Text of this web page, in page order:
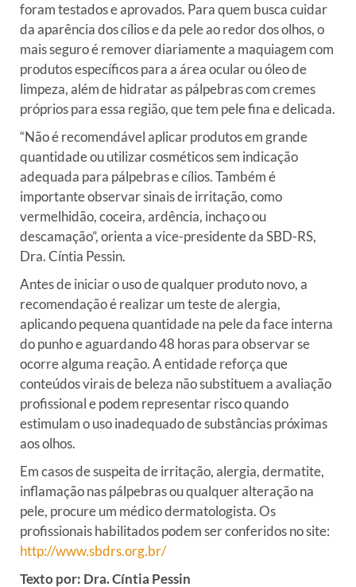
foram testados e aprovados. Para quem busca cuidar
da aparência dos cílios e da pele ao redor dos olhos, o
mais seguro é remover diariamente a maquiagem com
produtos específicos para a área ocular ou óleo de
limpeza, além de hidratar as pálpebras com cremes
próprios para essa região, que tem pele fina e delicada.
“Não é recomendável aplicar produtos em grande
quantidade ou utilizar cosméticos sem indicação
adequada para pálpebras e cílios. Também é
importante observar sinais de irritação, como
vermelhidão, coceira, ardência, inchaço ou
descamação”, orienta a vice-presidente da SBD-RS,
Dra. Cíntia Pessin.
Antes de iniciar o uso de qualquer produto novo, a
recomendação é realizar um teste de alergia,
aplicando pequena quantidade na pele da face interna
do punho e aguardando 48 horas para observar se
ocorre alguma reação. A entidade reforça que
conteúdos virais de beleza não substituem a avaliação
profissional e podem representar risco quando
estimulam o uso inadequado de substâncias próximas
aos olhos.
Em casos de suspeita de irritação, alergia, dermatite,
inflamação nas pálpebras ou qualquer alteração na
pele, procure um médico dermatologista. Os
profissionais habilitados podem ser conferidos no site:
http://www.sbdrs.org.br/
Texto por: Dra. Cíntia Pessin